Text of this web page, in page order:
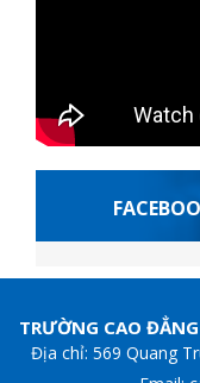
TRƯỜNG CAO
Địa chỉ: 569 Quang
Escortes